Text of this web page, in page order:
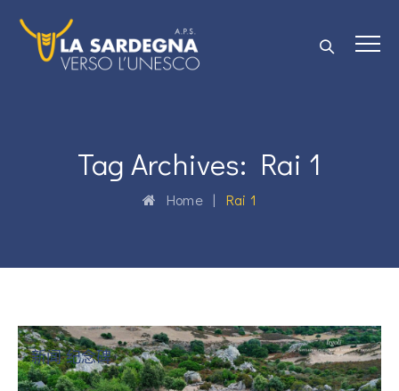
Tag Archives: Rai 1
Home| Rai 1
新闻 纪念碑